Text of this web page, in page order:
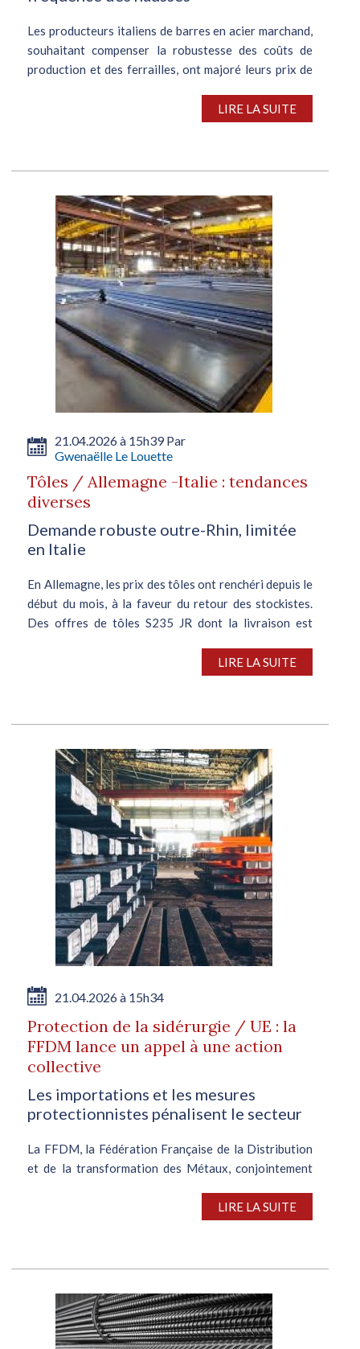
Les producteurs italiens de barres en acier marchand,
souhaitant compenser la robustesse des coûts de
production et des ferrailles, ont majoré leurs prix de
LIRE LA SUITE
21.04.2026 à 15h39 Par
Gwenaëlle Le Louette
Tôles / Allemagne -Italie : tendances
diverses
Demande robuste outre-Rhin, limitée
en Italie
En Allemagne, les prix des tôles ont renchéri depuis le
début du mois, à la faveur du retour des stockistes.
Des offres de tôles S235 JR dont la livraison est
LIRE LA SUITE
21.04.2026 à 15h34
Protection de la sidérurgie / UE : la
FFDM lance un appel à une action
collective
Les importations et les mesures
protectionnistes pénalisent le secteur
La FFDM, la Fédération Française de la Distribution
et de la transformation des Métaux, conjointement
distributeurs, des transformateurs et des
LIRE LA SUITE